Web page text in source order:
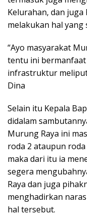
Kelurahan, dan
melakukan hal yang
“Ayo masyarakat
tentu ini
infrastruktur
Dina
Selain itu Kepala
didalam
Murung Raya ini
roda 2 ataupun
maka dari itu ia
segera
Raya dan juga
menghadirkan
hal tersebut.